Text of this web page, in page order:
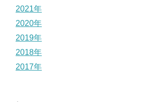
2021年
2020年
2019年
2018年
2017年